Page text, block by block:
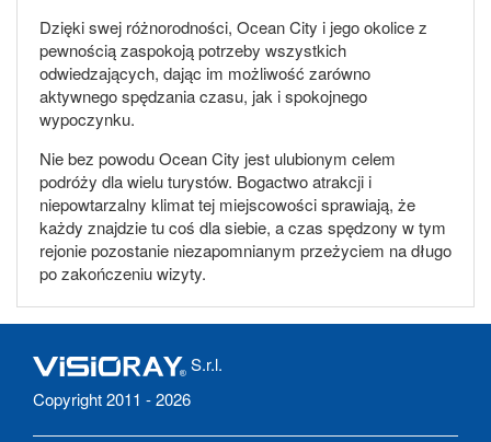
Dzięki swej różnorodności, Ocean City i jego okolice z
pewnością zaspokoją potrzeby wszystkich
odwiedzających, dając im możliwość zarówno
aktywnego spędzania czasu, jak i spokojnego
wypoczynku.
Nie bez powodu Ocean City jest ulubionym celem
podróży dla wielu turystów. Bogactwo atrakcji i
niepowtarzalny klimat tej miejscowości sprawiają, że
każdy znajdzie tu coś dla siebie, a czas spędzony w tym
rejonie pozostanie niezapomnianym przeżyciem na długo
po zakończeniu wizyty.
S.r.l.
Copyright 2011 - 2026